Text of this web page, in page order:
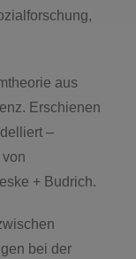
aus
Erschienen
–
+ Budrich.
bei der